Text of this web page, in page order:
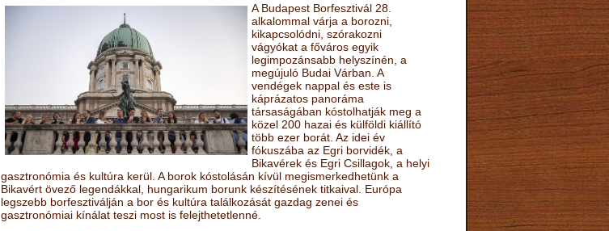
A Budapest Borfesztivál 28.
alkalommal várja a borozni,
kikapcsolódni, szórakozni
vágyókat a főváros egyik
legimpozánsabb helyszínén, a
megújuló Budai Várban. A
vendégek nappal és este is
káprázatos panoráma
társaságában kóstolhatják meg a
közel 200 hazai és külföldi kiállító
több ezer borát. Az idei év
fókuszába az Egri borvidék, a
Bikavérek és Egri Csillagok, a helyi
gasztronómia és kultúra kerül. A borok kóstolásán kívül megismerkedhetünk a
Bikavért övező legendákkal, hungarikum borunk készítésének titkaival. Európa
legszebb borfesztiválján a bor és kultúra találkozását gazdag zenei és
gasztronómiai kínálat teszi most is felejthetetlenné.